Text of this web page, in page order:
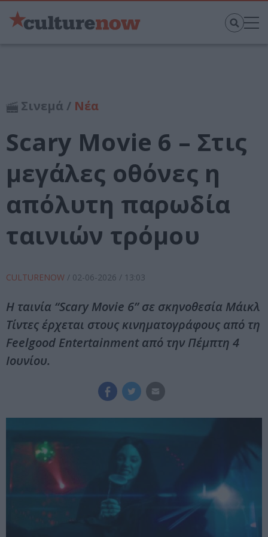
Σινεμά / Νέα
Scary Movie 6 – Στις
μεγάλες οθόνες η
απόλυτη παρωδία
ταινιών τρόμου
CULTURENOW / 02-06-2026 / 13:03
Η ταινία “Scary Movie 6” σε σκηνοθεσία Μάικλ
Τίντες έρχεται στους κινηματογράφους από τη
Feelgood Entertainment από την Πέμπτη 4
Ιουνίου.